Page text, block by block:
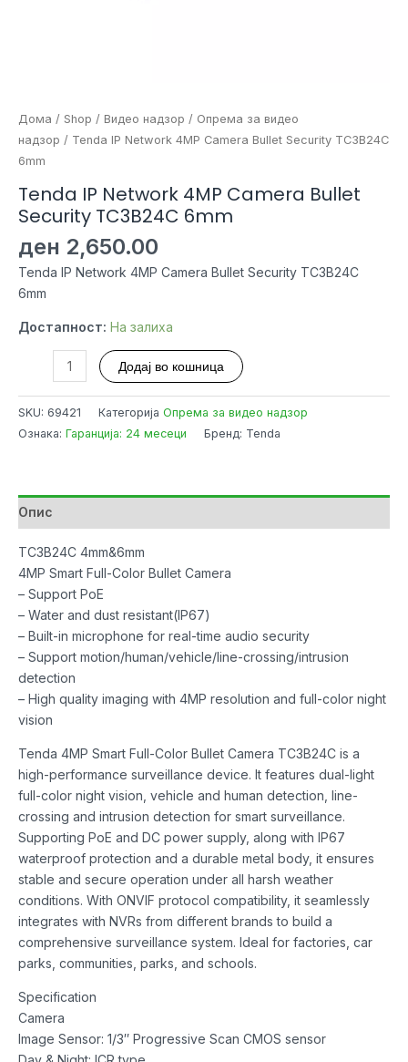
Дома / Shop / Видео надзор / Опрема за видео
надзор / Tenda IP Network 4MP Camera Bullet Security TC3B24C
6mm
Tenda IP Network 4MP Camera Bullet
Security TC3B24C 6mm
ден 2,650.00
Tenda IP Network 4MP Camera Bullet Security TC3B24C
6mm
Достапност: На залиха
Network
TC3B24C
6mm
количина
Додај во кошница
SKU: 69421 Категорија Опрема за видео надзор
Ознака: Гаранција: 24 месеци Бренд: Tenda
Опис
TC3B24C 4mm&6mm
4MP Smart Full-Color Bullet Camera
– Support PoE
– Water and dust resistant(IP67)
– Built-in microphone for real-time audio security
– Support motion/human/vehicle/line-crossing/intrusion
detection
– High quality imaging with 4MP resolution and full-color night
vision
Tenda 4MP Smart Full-Color Bullet Camera TC3B24C is a
high-performance surveillance device. It features dual-light
full-color night vision, vehicle and human detection, line-
crossing and intrusion detection for smart surveillance.
Supporting PoE and DC power supply, along with IP67
waterproof protection and a durable metal body, it ensures
stable and secure operation under all harsh weather
conditions. With ONVIF protocol compatibility, it seamlessly
integrates with NVRs from different brands to build a
comprehensive surveillance system. Ideal for factories, car
parks, communities, parks, and schools.
Specification
Camera
Image Sensor: 1/3″ Progressive Scan CMOS sensor